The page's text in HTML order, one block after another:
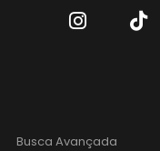
Busca Avançada